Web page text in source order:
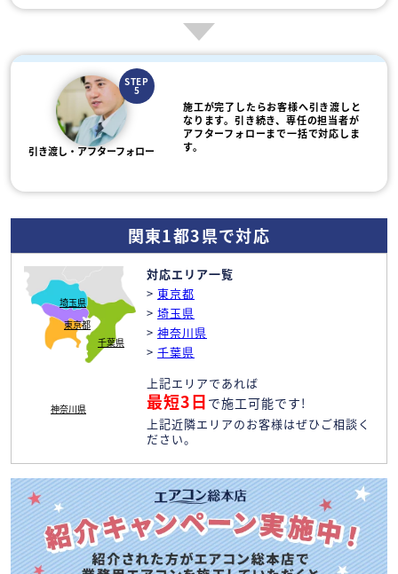
STEP
5
引き渡し・アフターフォロー
施工が完了したらお客様へ引き渡しと
なります。引き続き、専任の担当者が
アフターフォローまで一括で対応しま
す。
関東1都3県で対応
東京都
埼玉県
神奈川県
千葉県
対応エリア一覧
> 東京都
> 埼玉県
> 神奈川県
> 千葉県
上記エリアであれば
最短3日 で施工可能です!
上記近隣エリアのお客様はぜひご相談く
ださい。